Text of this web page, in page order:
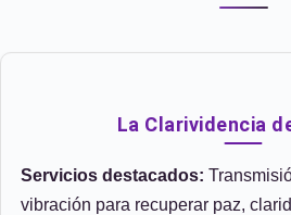
La Clarividencia
Servicios destacados:
vibración para recuperar paz,